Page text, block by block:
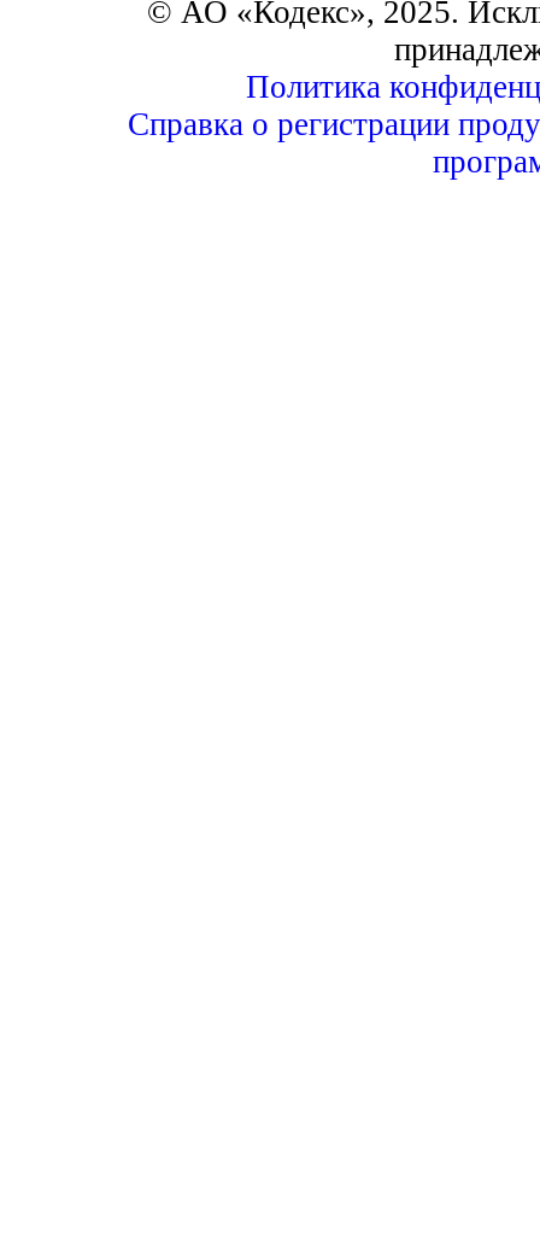
© АО «Кодекс», 2025.
Политика
Справка о регистрации